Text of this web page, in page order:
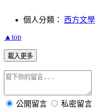
個人分類： 西方文學
▲top
載入更多
公開留言 私密留言